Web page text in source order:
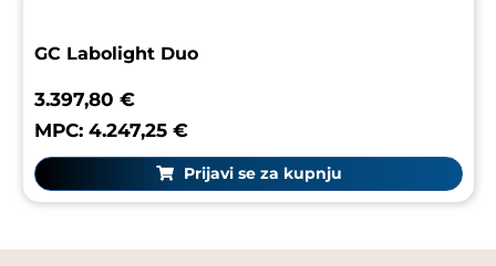
GC Labolight Duo
3.397,80 €
MPC: 4.247,25 €
Prijavi se za kupnju